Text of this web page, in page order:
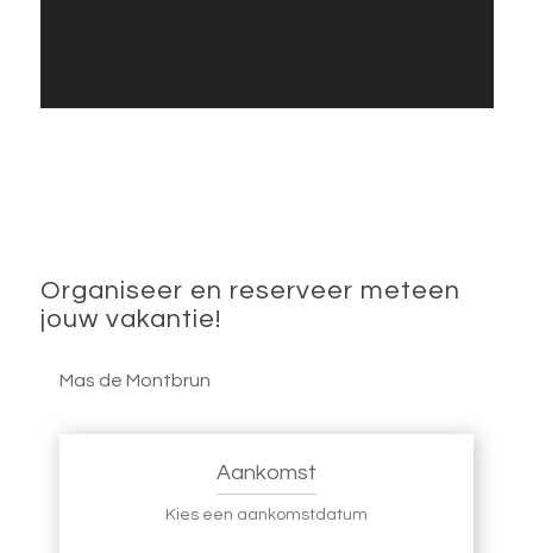
Organiseer en reserveer meteen
jouw vakantie!
Mas de Montbrun
Aankomst
Kies een aankomstdatum